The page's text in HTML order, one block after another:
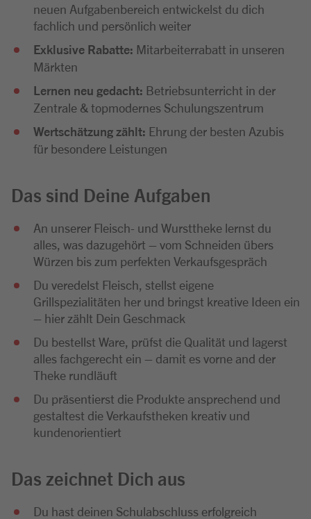
neuen Aufgabenbereich entwickelst du dich
fachlich und persönlich weiter
Exklusive Rabatte: Mitarbeiterrabatt in unseren
Märkten
Lernen neu gedacht: Betriebsunterricht in der
Zentrale & topmodernes Schulungszentrum
Wertschätzung zählt: Ehrung der besten Azubis
für besondere Leistungen
Das sind Deine Aufgaben
An unserer Fleisch- und Wursttheke lernst du
alles, was dazugehört – vom Schneiden übers
Würzen bis zum perfekten Verkaufsgespräch
Du veredelst Fleisch, stellst eigene
Grillspezialitäten her und bringst kreative Ideen ein
– hier zählt Dein Geschmack
Du bestellst Ware, prüfst die Qualität und lagerst
alles fachgerecht ein – damit es vorne and der
Theke rundläuft
Du präsentierst die Produkte ansprechend und
gestaltest die Verkaufstheken kreativ und
kundenorientiert
Das zeichnet Dich aus
Du hast deinen Schulabschluss erfolgreich